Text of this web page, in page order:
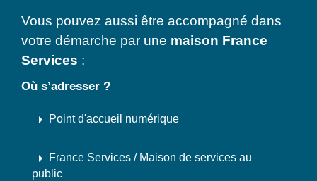
Vous pouvez aussi être accompagné dans
votre démarche par une maison France
Services :
Où s’adresser ?
arrow_right Point d'accueil numérique
arrow_right
France Services / Maison de services au
public